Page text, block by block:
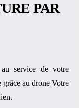
PAR
service de votre
grâce au drone Votre